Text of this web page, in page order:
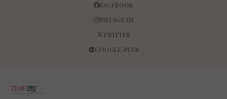
FACEBOOK
INSTAGRAM
TWITTER
GOOGLE-PLUS